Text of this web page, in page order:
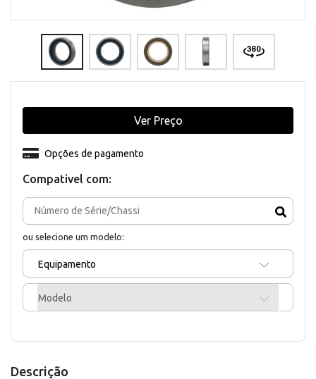
Compativel com:
ou selecione um modelo:
Equipamento
Modelo
Opções de pagamento
Ver Preço
Descrição